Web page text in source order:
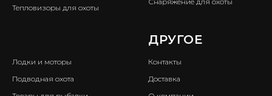
Тепловизоры для охоты
Лодки и моторы
Подводная охота
ДРУГОЕ
Контакты
Доставка